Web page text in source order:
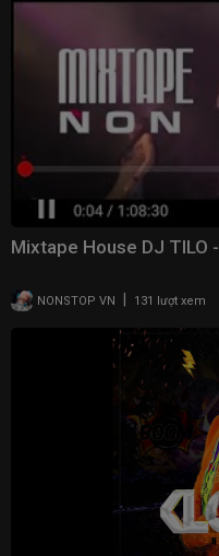
Mixtape House DJ TILO -
NONSTOP VN 131 lượt xem